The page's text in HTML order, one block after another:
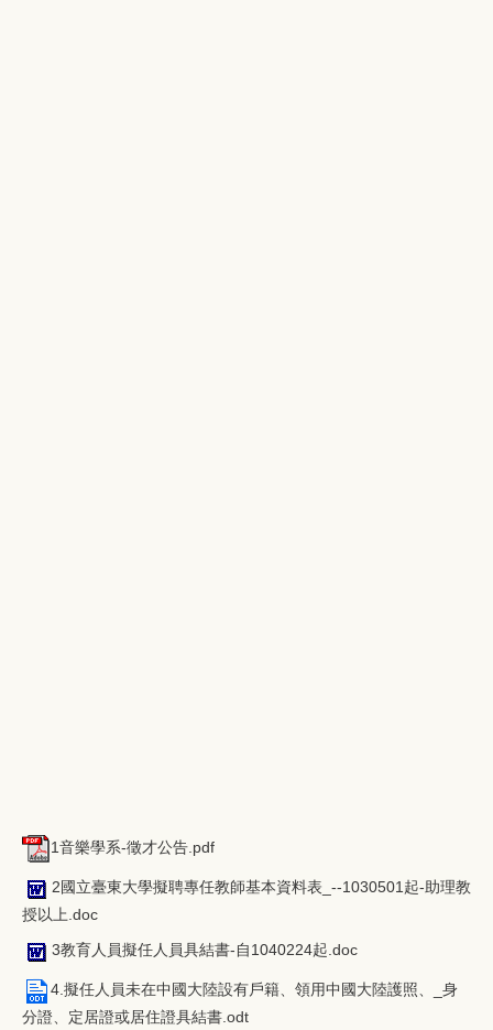
1音樂學系-徵才公告.pdf
2國立臺東大學擬聘專任教師基本資料表_--1030501起-助理教
授以上.doc
3教育人員擬任人員具結書-自1040224起.doc
4.擬任人員未在中國大陸設有戶籍、領用中國大陸護照、_身
分證、定居證或居住證具結書.odt